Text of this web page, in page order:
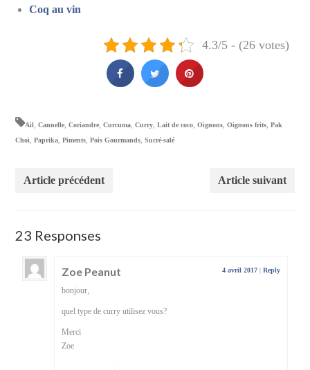
Coq au vin
4.3/5 - (26 votes)
Ail ,Cannelle ,Coriandre ,Curcuma ,Curry ,Lait de coco ,Oignons ,Oignons frits ,Pak
Choi
,Paprika ,Piments ,Pois Gourmands ,Sucré-salé
Article précédent Article suivant
23 Responses
Zoe Peanut 4 avril 2017 | Reply
bonjour,
quel type de curry utilisez vous?
Merci
Zoe